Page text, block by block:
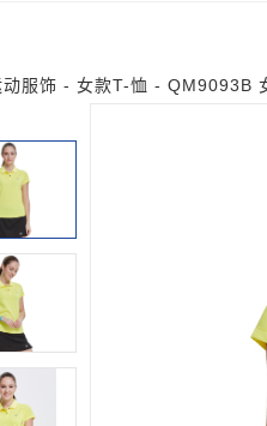
动服饰 - 女款T-恤 - QM9093B